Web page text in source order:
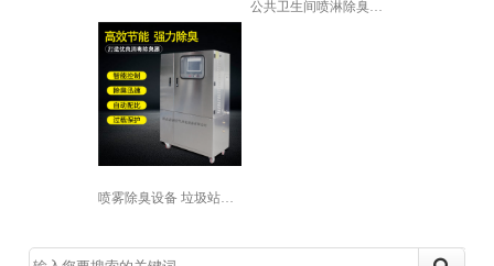
公共卫生间喷淋除臭设备
喷雾除臭设备 垃圾站喷雾除臭设备 垃...